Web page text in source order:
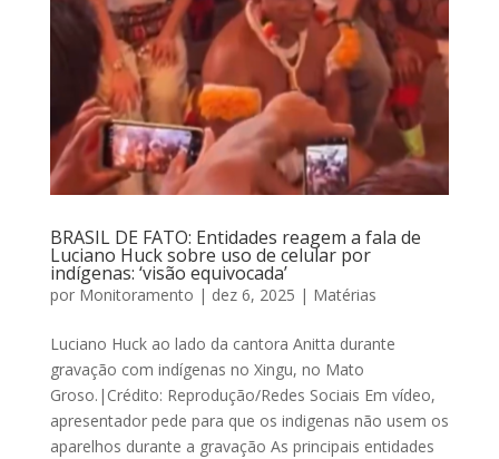
BRASIL DE FATO: Entidades reagem a fala de
Luciano Huck sobre uso de celular por
indígenas: ‘visão equivocada’
por Monitoramento | dez 6, 2025 | Matérias
Luciano Huck ao lado da cantora Anitta durante
gravação com indígenas no Xingu, no Mato
Groso.|Crédito: Reprodução/Redes Sociais Em vídeo,
apresentador pede para que os indigenas não usem os
aparelhos durante a gravação As principais entidades